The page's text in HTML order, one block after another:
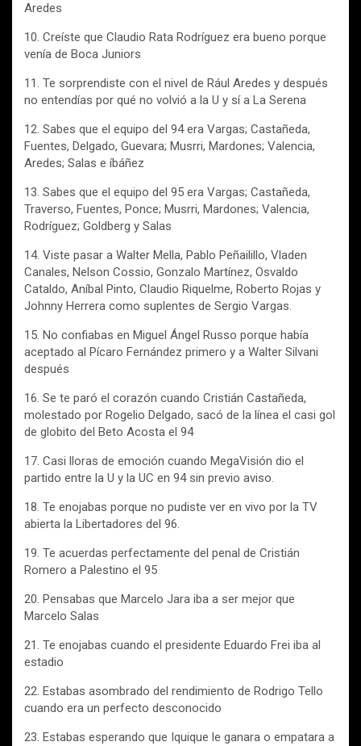
Aredes
10. Creíste que Claudio Rata Rodríguez era bueno porque
venía de Boca Juniors
11. Te sorprendiste con el nivel de Rául Aredes y después
no entendías por qué no volvió a la U y sí a La Serena
12. Sabes que el equipo del 94 era Vargas; Castañeda,
Fuentes, Delgado, Guevara; Musrri, Mardones; Valencia,
Aredes; Salas e íbáñez
13. Sabes que el equipo del 95 era Vargas; Castañeda,
Traverso, Fuentes, Ponce; Musrri, Mardones; Valencia,
Rodríguez; Goldberg y Salas
14. Viste pasar a Walter Mella, Pablo Peñailillo, Vladen
Canales, Nelson Cossio, Gonzalo Martínez, Osvaldo
Cataldo, Aníbal Pinto, Claudio Riquelme, Roberto Rojas y
Johnny Herrera como suplentes de Sergio Vargas.
15. No confiabas en Miguel Ángel Russo porque había
aceptado al Pícaro Fernández primero y a Walter Silvani
después
16. Se te paró el corazón cuando Cristián Castañeda,
molestado por Rogelio Delgado, sacó de la línea el casi gol
de globito del Beto Acosta el 94
17. Casi lloras de emoción cuando MegaVisión dio el
partido entre la U y la UC en 94 sin previo aviso.
18. Te enojabas porque no pudiste ver en vivo por la TV
abierta la Libertadores del 96.
19. Te acuerdas perfectamente del penal de Cristián
Romero a Palestino el 95
20. Pensabas que Marcelo Jara iba a ser mejor que
Marcelo Salas
21. Te enojabas cuando el presidente Eduardo Frei iba al
estadio
22. Estabas asombrado del rendimiento de Rodrigo Tello
cuando era un perfecto desconocido
23. Estabas esperando que Iquique le ganara o empatara a